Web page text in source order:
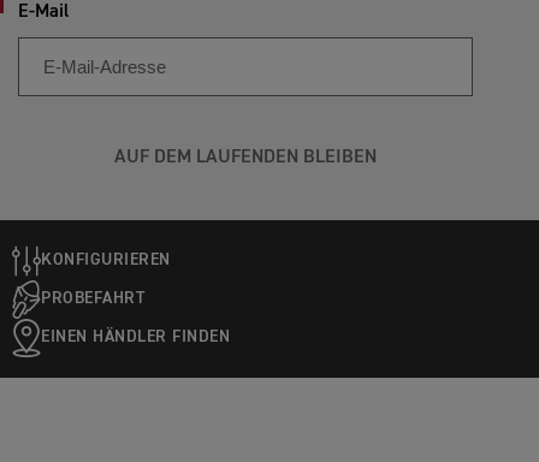
E-Mail
AUF DEM LAUFENDEN BLEIBEN
KONFIGURIEREN
PROBEFAHRT
EINEN HÄNDLER FINDEN